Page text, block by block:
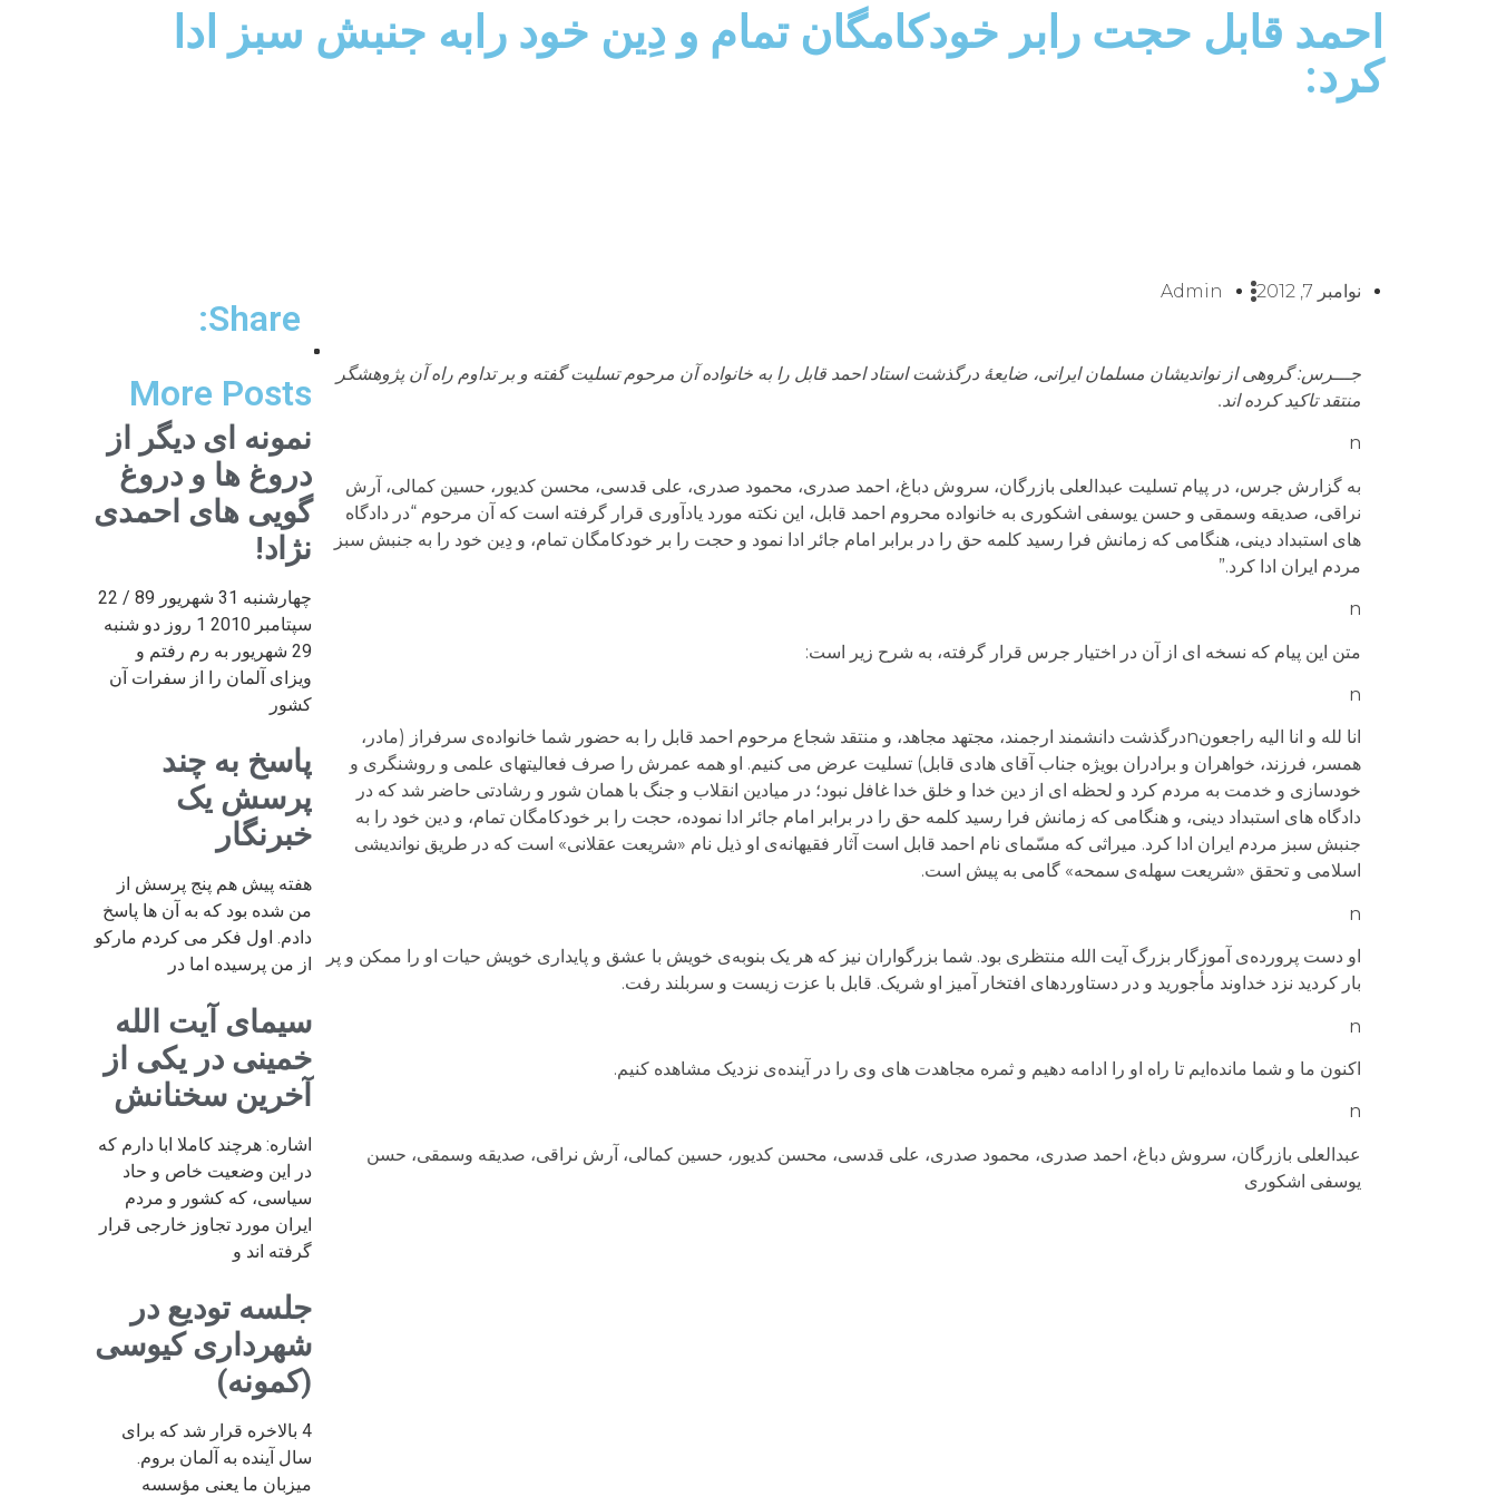
احمد قابل حجت رابر خودکامگان تمام و دِین خود رابه جنبش سبز ادا
کرد:
نوامبر 7, 2012 Admin
جـــرس: گروهی از نواندیشان مسلمان ایرانی، ضایعۀ درگذشت استاد احمد قابل را به خانواده آن مرحوم تسلیت گفته و بر تداوم راه آن پژوهشگر
منتقد تاکید کرده اند.
n
به گزارش جرس، در پیام تسلیت عبدالعلی بازرگان، سروش دباغ، احمد صدری، محمود صدری، علی قدسی، محسن کدیور، حسین کمالی، آرش
نراقی، صدیقه وسمقی و حسن یوسفی اشکوری به خانواده محروم احمد قابل، این نکته مورد یادآوری قرار گرفته است که آن مرحوم “در دادگاه
های استبداد دینی، هنگامی که زمانش فرا رسید کلمه حق را در برابر امام جائر ادا نمود و حجت را بر خودکامگان تمام، و دِین خود را به جنبش سبز
مردم ایران ادا کرد.”
n
متن این پیام که نسخه ای از آن در اختیار جرس قرار گرفته، به شرح زیر است:
n
انا لله و انا الیه راجعونnدرگذشت دانشمند ارجمند، مجتهد مجاهد، و منتقد شجاع مرحوم احمد قابل را به حضور شما خانواده‌ی سرفراز (مادر،
همسر، فرزند، خواهران و برادران بویژه جناب آقای هادی قابل) تسلیت عرض می کنیم. او همه عمرش را صرف فعالیتهای علمی و روشنگری و
خودسازی و خدمت به مردم کرد و لحظه ای از دین خدا و خلق خدا غافل نبود؛ در میادین انقلاب و جنگ با همان شور و رشادتی حاضر شد که در
دادگاه های استبداد دینی، و هنگامی که زمانش فرا رسید کلمه حق را در برابر امام جائر ادا نموده، حجت را بر خودکامگان تمام، و دین خود را به
جنبش سبز مردم ایران ادا کرد. میراثی که مسّمای نام احمد قابل است آثار فقیهانه‌ی او ذیل نام «شریعت عقلانی» است که در طریق نواندیشی
اسلامی و تحقق «شریعت سهله‌‌ی سمحه» گامی به پیش است.
n
او دست پرورده‌ی آموزگار بزرگ آیت الله منتظری بود. شما بزرگواران نیز که هر یک بنوبه‌ی خویش با عشق و پایداری خویش حیات او را ممکن و پر
بار کردید نزد خداوند مأجورید و در دستاوردهای افتخار آمیز او شریک. قابل با عزت زیست و سربلند رفت.
n
اکنون ما و شما مانده‌ایم تا راه او را ادامه دهیم و ثمره مجاهدت های وی را در آینده‌ی نزدیک مشاهده کنیم.
n
عبدالعلی بازرگان، سروش دباغ، احمد صدری، محمود صدری، علی قدسی، محسن کدیور، حسین کمالی، آرش نراقی، صدیقه وسمقی، حسن
یوسفی اشکوری
Share:
More Posts
نمونه ای دیگر از
دروغ ها و دروغ
گویی های احمدی
نژاد!
چهارشنبه 31 شهریور 89 / 22
سپتامبر 2010 1 روز دو شنبه
29 شهریور به رم رفتم و
ویزای آلمان را از سفرات آن
کشور
پاسخ به چند
پرسش یک
خبرنگار
هفته پیش هم پنج پرسش از
من شده بود که به آن ها پاسخ
دادم. اول فکر می کردم مارکو
از من پرسیده اما در
سیمای آیت الله
خمینی در یکی از
آخرین سخنانش
اشاره: هرچند کاملا ابا دارم که
در این وضعیت خاص و حاد
سیاسی، که کشور و مردم
ایران مورد تجاوز خارجی قرار
گرفته اند و
جلسه تودیع در
شهرداری کیوسی
(کمونه)
4 بالاخره قرار شد که برای
سال آینده به آلمان بروم.
میزبان ما یعنی مؤسسه